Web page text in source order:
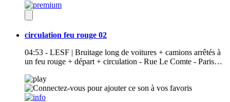
circulation feu rouge 02
04:53 - LESF | Bruitage long de voitures + camions arrêtés à
un feu rouge + départ + circulation - Rue Le Comte - Paris…